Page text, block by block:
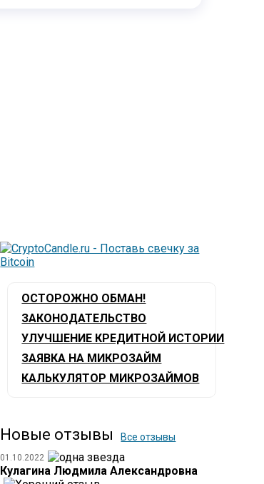
ОСТОРОЖНО ОБМАН!
ЗАКОНОДАТЕЛЬСТВО
УЛУЧШЕНИЕ КРЕДИТНОЙ ИСТОРИИ
ЗАЯВКА НА МИКРОЗАЙМ
КАЛЬКУЛЯТОР МИКРОЗАЙМОВ
Новые отзывы Все отзывы
01.10.2022
Кулагина Людмила Александровна